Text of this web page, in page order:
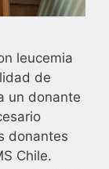
leucemia
de
un donante
donantes
Chile.